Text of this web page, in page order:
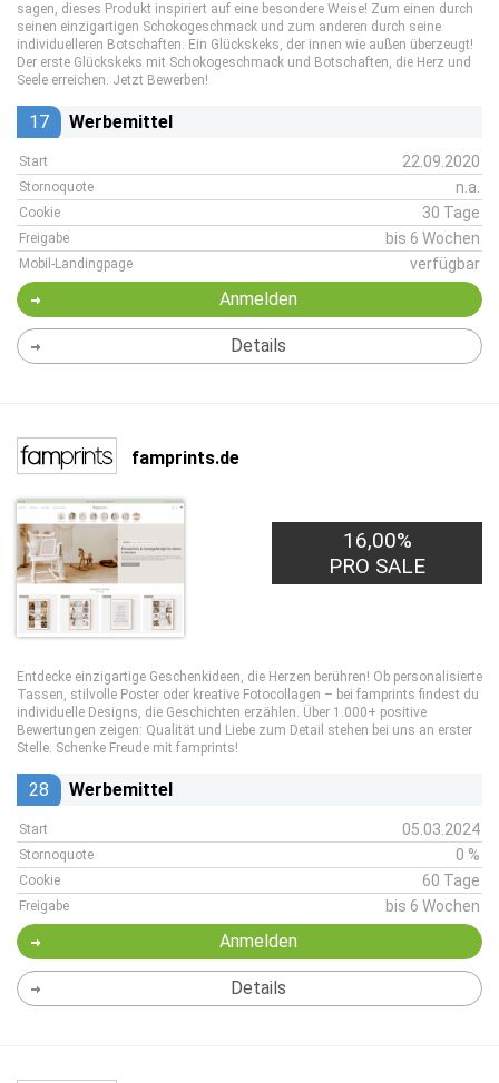
sagen, dieses Produkt inspiriert auf eine besondere Weise! Zum einen durch
seinen einzigartigen Schokogeschmack und zum anderen durch seine
individuelleren Botschaften. Ein Glückskeks, der innen wie außen überzeugt!
Der erste Glückskeks mit Schokogeschmack und Botschaften, die Herz und
Seele erreichen. Jetzt Bewerben!
17 Werbemittel
Start 22.09.2020
Stornoquote n.a.
Cookie 30 Tage
Freigabe bis 6 Wochen
Mobil-Landingpage verfügbar
Anmelden
Details
famprints.de
16,00%
PRO SALE
Entdecke einzigartige Geschenkideen, die Herzen berühren! Ob personalisierte
Tassen, stilvolle Poster oder kreative Fotocollagen – bei famprints findest du
individuelle Designs, die Geschichten erzählen. Über 1.000+ positive
Bewertungen zeigen: Qualität und Liebe zum Detail stehen bei uns an erster
Stelle. Schenke Freude mit famprints!
28 Werbemittel
Start 05.03.2024
Stornoquote 0 %
Cookie 60 Tage
Freigabe bis 6 Wochen
Anmelden
Details